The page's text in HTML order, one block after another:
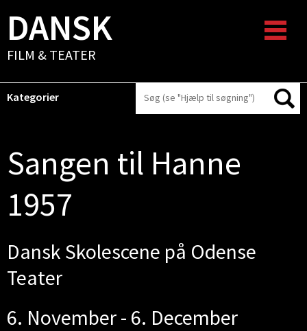
DANSK
FILM & TEATER
Kategorier
Sangen til Hanne
1957
Dansk Skolescene på Odense
Teater
6. November - 6. December